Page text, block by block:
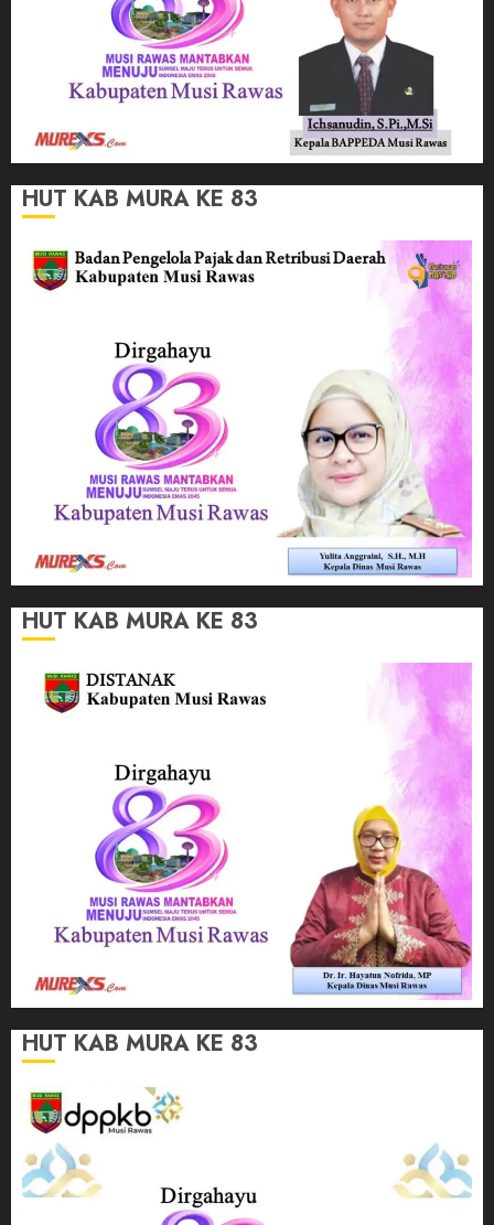
HUT KAB MURA KE 83
HUT KAB MURA KE 83
HUT KAB MURA KE 83